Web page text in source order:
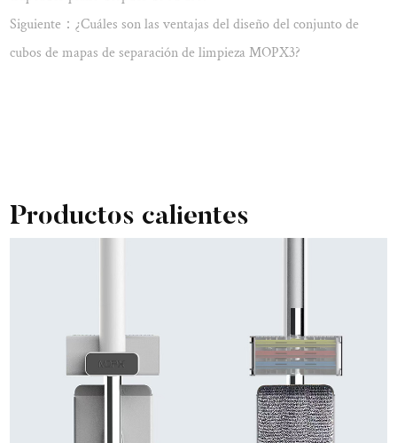
Siguiente：¿Cuáles son las ventajas del diseño del conjunto de
cubos de mapas de separación de limpieza MOPX3?
Productos calientes